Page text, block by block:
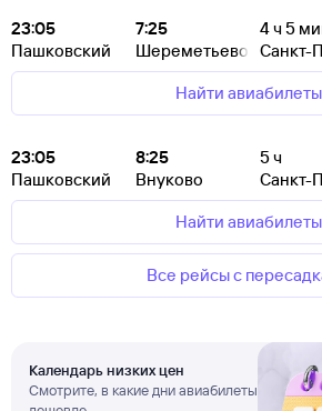
23:05
Пашковский
7:25
Шереметьево
4ч 5
Санкт-
Найти авиабилеты
23:05
Пашковский
8:25
Внуково
5ч
Санкт-
Найти авиабилеты
Все рейсы с
Календарь низких цен
Смотрите, в какие дни авиабилеты